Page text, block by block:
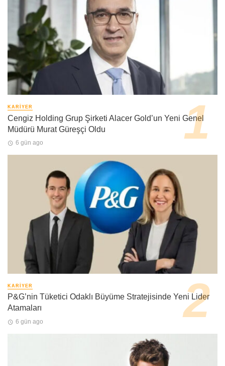
KARIYER
Cengiz Holding Grup Şirketi Alacer Gold’un Yeni Genel
Müdürü Murat Güreşçi Oldu
6 gün ago
KARIYER
P&G’nin Tüketici Odaklı Büyüme Stratejisinde Yeni Lider
Atamaları
6 gün ago